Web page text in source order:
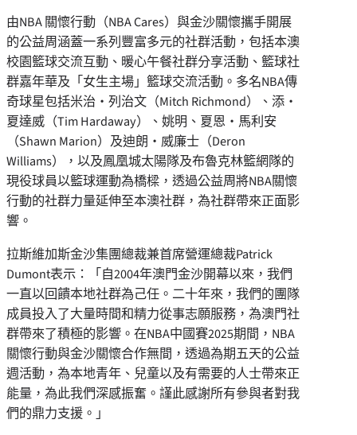
由NBA 關懷行動（NBA Cares）與金沙關懷攜手開展
的公益周涵蓋一系列豐富多元的社群活動，包括本澳
校園籃球交流互動、暖心午餐社群分享活動、籃球社
群嘉年華及「女生主場」籃球交流活動。多名NBA傳
奇球星包括米治‧列治文（Mitch Richmond）、添‧
夏達威（Tim Hardaway）、姚明、夏恩‧馬利安
（Shawn Marion）及迪朗‧威廉士（Deron
Williams），以及鳳凰城太陽隊及布魯克林籃網隊的
現役球員以籃球運動為橋樑，透過公益周將NBA關懷
行動的社群力量延伸至本澳社群，為社群帶來正面影
響。
拉斯維加斯金沙集團總裁兼首席營運總裁Patrick
Dumont表示：「自2004年澳門金沙開幕以來，我們
一直以回饋本地社群為己任。二十年來，我們的團隊
成員投入了大量時間和精力從事志願服務，為澳門社
群帶來了積極的影響。在NBA中國賽2025期間，NBA
關懷行動與金沙關懷合作無間，透過為期五天的公益
週活動，為本地青年、兒童以及有需要的人士帶來正
能量，為此我們深感振奮。謹此感謝所有參與者對我
們的鼎力支援。」